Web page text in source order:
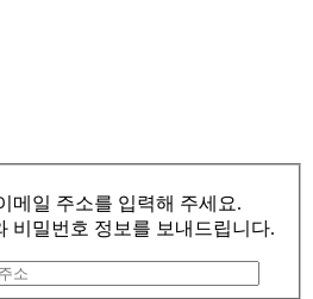
메일 주소를 입력해 주세요.
비밀번호 정보를 보내드립니다.